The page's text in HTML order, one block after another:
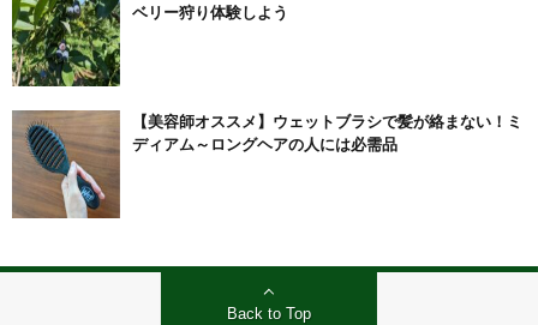
ベリー狩り体験しよう
【美容師オススメ】ウェットブラシで髪が絡まない！ミ
ディアム～ロングヘアの人には必需品
Back to Top